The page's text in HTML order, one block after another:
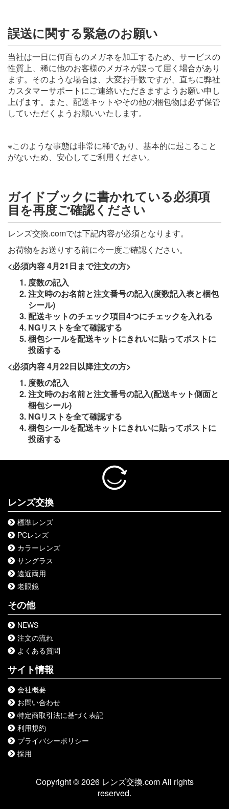
誤送に関する緊急のお願い
当社は一日に何百ものメガネを加工するため、サービスの
性質上、稀に他のお客様のメガネが誤って届く場合があり
ます。そのような場合は、大変お手数ですが、直ちに弊社
カスタマーサポートにご連絡いただきますようお願い申し
上げます。また、配送キットやその他の梱包物は必ず保管
していただくようお願いいたします。
※このような事態は非常に稀であり、基本的に起こること
がないため、安心してご利用ください。
ガイドブックに書かれている必須項
目を再度ご確認ください
レンズ交換.comでは下記内容が必須となります。
お荷物をお送りする前に今一度ご確認ください。
<必須内容 4月21日まで注文の方>
度数の記入
注文時のお名前と注文番号の記入(度数記入表と梱包
シール)
配送キットのチェック項目4つにチェックを入れる
NGリストを全て確認する
梱包シールを配送キットにきれいに貼ってポストに
投函する
<必須内容 4月22日以降注文の方>
度数の記入
注文時のお名前と注文番号の記入(配送キット側面と
梱包シール)
NGリストを全て確認する
梱包シールを配送キットにきれいに貼ってポストに
投函する
レンズ交換
標準レンズ
PCレンズ
カラーレンズ
サングラス
遠近両用
老眼鏡
その他
NEWS
注文の流れ
よくある質問
サイト情報
会社概要
お問い合わせ
特定商取引法に基づく表記
利用規約
プライバシーポリシー
採用
Copyright © 2026 レンズ交換.com All rights
reserved.